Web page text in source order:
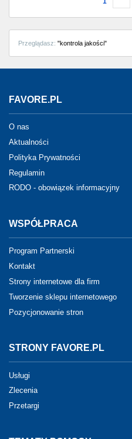
Przeglądasz: "kontrola jakości"
FAVORE.PL
O nas
Aktualności
Polityka Prywatności
Regulamin
RODO - obowiązek informacyjny
WSPÓŁPRACA
Program Partnerski
Kontakt
Strony internetowe dla firm
Tworzenie sklepu internetowego
Pozycjonowanie stron
STRONY FAVORE.PL
Usługi
Zlecenia
Przetargi